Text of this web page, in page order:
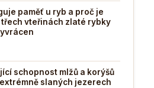
paměť u ryb a proč je
třech vteřinách zlaté rybky
schopnost mlžů a korýšů
slaných jezerech